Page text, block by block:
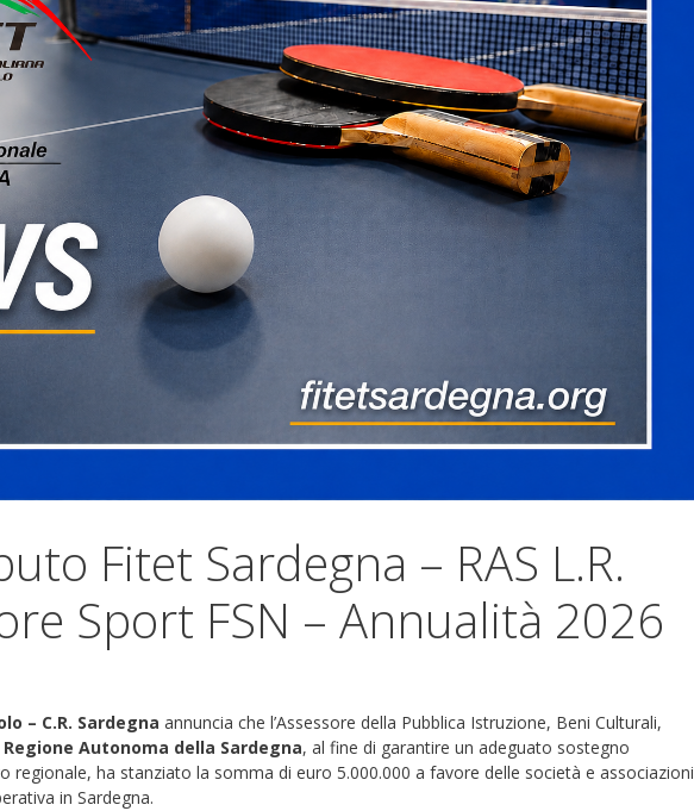
Fitet Sardegna – RAS L.R.
Sport FSN – Annualità 2026
– C.R. Sardegna annuncia che l’Assessore della Pubblica Istruzione, Beni Culturali,
Regione Autonoma della Sardegna, al fine di garantire un adeguato sostegno
ha stanziato la somma di euro 5.000.000 a favore delle società e associazioni
in Sardegna.